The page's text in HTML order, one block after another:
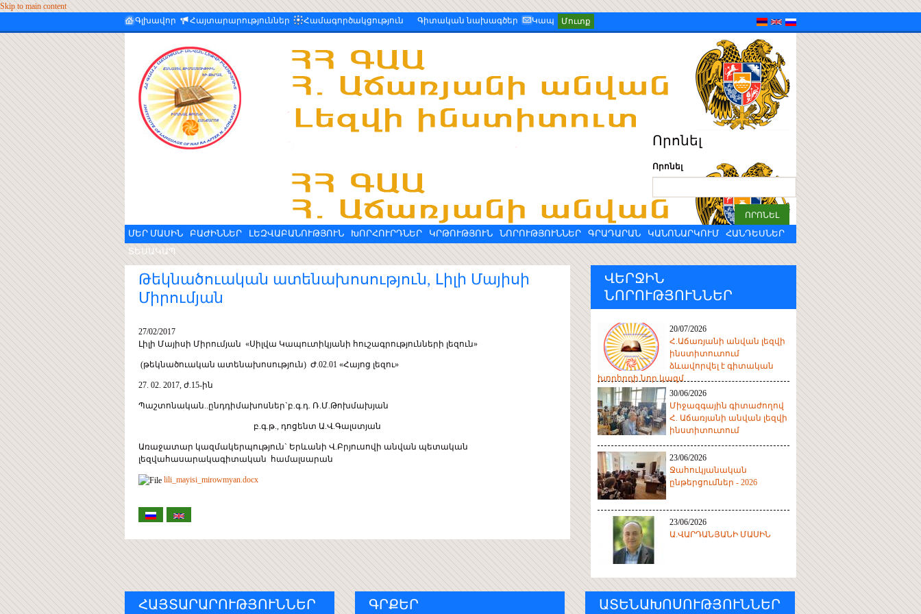
Skip to main content
Գլխավոր
Հայտարարություններ Համագործակցություն Գիտական նախագծեր Կապ Մուտք
Որոնել
Որոնել
ՄԵՐ ՄԱՍԻՆ ԲԱԺԻՆՆԵՐ ԼԵԶՎԱԲԱՆՈՒԹՅՈՒՆ ԽՈՐՀՈՒՐԴՆԵՐ ԿՐԹՈՒԹՅՈՒՆ ՆՈՐՈՒԹՅՈՒՆՆԵՐ ԳՐԱԴԱՐԱՆ ԿԱՆՈՆԱՐԿՈՒՄ
ՀԱՆԴԵՍՆԵՐ
ՏԵՍԱԿԱՊ
Թեկնածուական ատենախոսություն, Լիլի Մայիսի
Միրումյան
27/02/2017
Լիլի Մայիսի Միրումյան «Սիլվա Կապուտիկյանի հուշագրությունների լեզուն»
(թեկնածուական ատենախոսություն) Ժ.02.01 «Հայոց լեզու»
27. 02. 2017, ժ.15-ին
Պաշտոնական..ընդդիմախոսներ`բ.գ.դ. Ռ.Մ.Թոխմախյան
բ.գ.թ., դոցենտ Ա.Վ.Գալստյան
Առաջատար կազմակերպություն` Երևանի Վ.Բրյուսովի անվան պետական
լեզվահասարակագիտական համալսարան
lili_mayisi_mirowmyan.docx
ՎԵՐՋԻՆ
ՆՈՐՈՒԹՅՈՒՆՆԵՐ
20/07/2026
Հ.Աճառյանի անվան լեզվի
ինստիտուտում
ձևավորվել է գիտական
խորհրդի նոր կազմ
30/06/2026
Միջազգային գիտաժողով
Հ. Աճառյանի անվան լեզվի
ինստիտուտում
23/06/2026
Ջահուկյանական
ընթերցումներ - 2026
23/06/2026
Ա.ՎԱՐԴԱՆՅԱՆԻ ՄԱՍԻՆ
ՀԱՅՏԱՐԱՐՈՒԹՅՈՒՆՆԵՐ ԳՐՔԵՐ ԱՏԵՆԱԽՈՍՈՒԹՅՈՒՆՆԵՐ